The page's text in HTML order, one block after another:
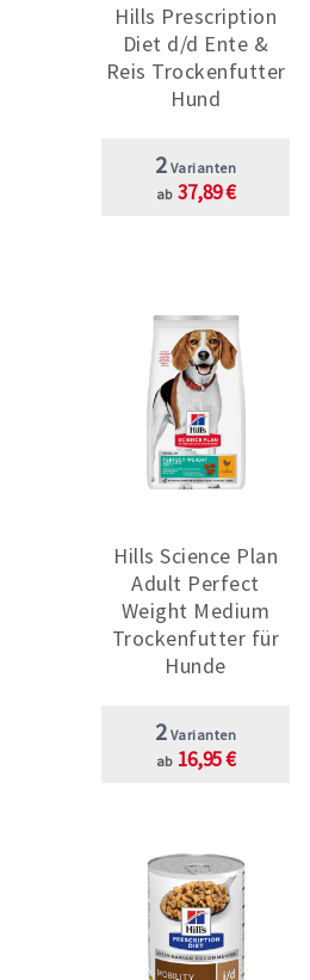
Hills Prescription
Diet d/d Ente &
Reis Trockenfutter
Hund
2 Varianten
ab 37,89 €
Hills Science Plan
Adult Perfect
Weight Medium
Trockenfutter für
Hunde
2 Varianten
ab 16,95 €